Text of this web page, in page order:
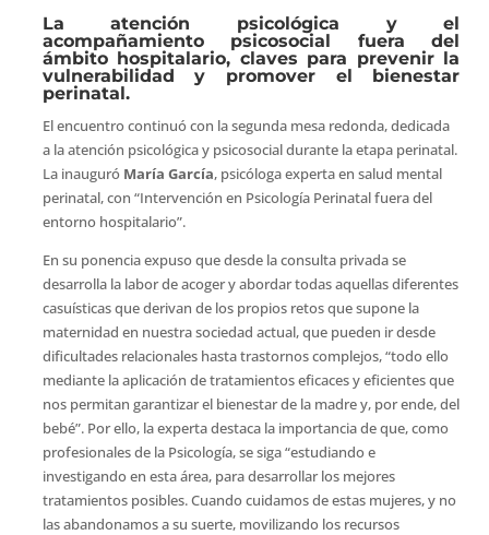
La atención psicológica y el
acompañamiento psicosocial fuera del
ámbito hospitalario, claves para prevenir la
vulnerabilidad y promover el bienestar
perinatal.
El encuentro continuó con la segunda mesa redonda, dedicada
a la atención psicológica y psicosocial durante la etapa perinatal.
La inauguró María García, psicóloga experta en salud mental
perinatal, con “Intervención en Psicología Perinatal fuera del
entorno hospitalario”.
En su ponencia expuso que desde la consulta privada se
desarrolla la labor de acoger y abordar todas aquellas diferentes
casuísticas que derivan de los propios retos que supone la
maternidad en nuestra sociedad actual, que pueden ir desde
dificultades relacionales hasta trastornos complejos, “todo ello
mediante la aplicación de tratamientos eficaces y eficientes que
nos permitan garantizar el bienestar de la madre y, por ende, del
bebé”. Por ello, la experta destaca la importancia de que, como
profesionales de la Psicología, se siga “estudiando e
investigando en esta área, para desarrollar los mejores
tratamientos posibles. Cuando cuidamos de estas mujeres, y no
las abandonamos a su suerte, movilizando los recursos